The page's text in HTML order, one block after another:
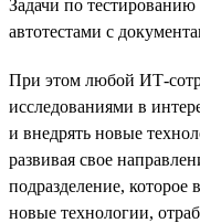
Задачи по
автотестами с
При этом любой ИТ-
исследованиями в
и внедрять новые
развивая свое
подразделение, которое
новые технологии,